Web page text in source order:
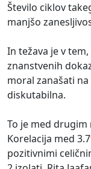
Število ciklov
manjšo
In težava je v
znanstvenih
moral zanašati
diskutabilna.
To je med
Korelacija med
pozitivnimi